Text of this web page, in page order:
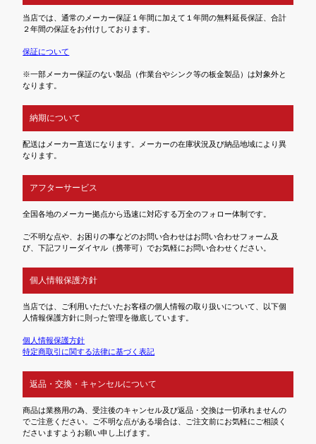
当店では、通常のメーカー保証１年間に加えて１年間の無料延長保証、合計
２年間の保証をお付けしております。
保証について
※一部メーカー保証のない製品（作業台やシンク等の板金製品）は対象外と
なります。
納期について
配送はメーカー直送になります。メーカーの在庫状況及び納品地域により異
なります。
アフターサービス
全国各地のメーカー拠点から迅速に対応する万全のフォロー体制です。
ご不明な点や、お困りの事などのお問い合わせはお問い合わせフォーム及
び、下記フリーダイヤル（携帯可）でお気軽にお問い合わせください。
個人情報保護方針
当店では、ご利用いただいたお客様の個人情報の取り扱いについて、以下個
人情報保護方針に則った管理を徹底しています。
個人情報保護方針
特定商取引に関する法律に基づく表記
返品・交換・キャンセルについて
商品は業務用の為、受注後のキャンセル及び返品・交換は一切承れませんの
でご注意ください。ご不明な点がある場合は、ご注文前にお気軽にご相談く
ださいますようお願い申し上げます。